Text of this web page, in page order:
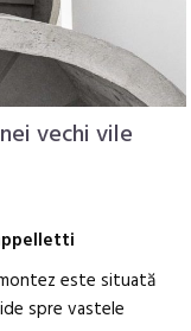
vechi vile
este situată
spre vastele